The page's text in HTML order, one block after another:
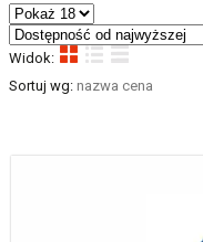
Widok:
Sortuj wg: nazwa cena